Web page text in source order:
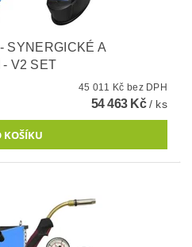
SYNERGICKÉ A
V2 SET
45 011 Kč bez DPH
54 463 Kč/ ks